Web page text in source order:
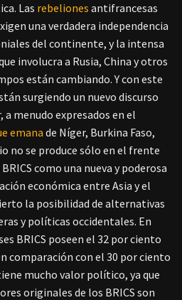
Las rebeliones antifrancesas
una verdadera independencia
del continente, y la intensa
involucra a Rusia, China y otros
están cambiando. Y con este
surgiendo un nuevo discurso
menudo expresados en el
emana de Níger, Burkina Faso,
no se produce sólo en el frente
como una nueva y poderosa
económica entre Asia y el
la posibilidad de alternativas
y políticas occidentales. En
BRICS poseen el 32 por ciento
comparación con el 30 por ciento
mucho valor político, ya que
originales de los BRICS son